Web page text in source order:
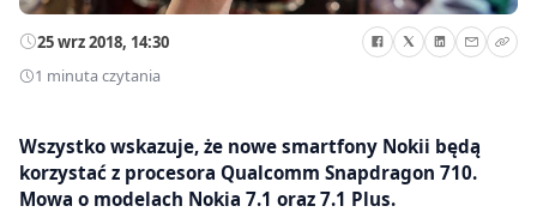
25 wrz 2018, 14:30
1 minuta czytania
Wszystko wskazuje, że nowe smartfony Nokii będą
korzystać z procesora Qualcomm Snapdragon 710.
Mowa o modelach Nokia 7.1 oraz 7.1 Plus.